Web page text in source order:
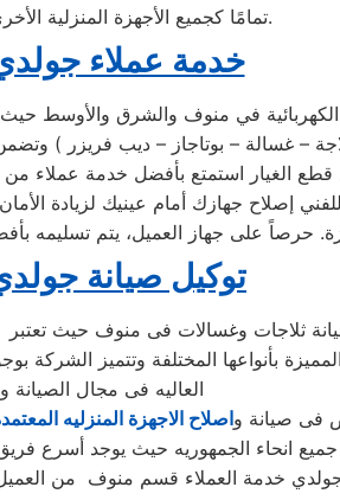
تمامًا كجميع الأجهزة المنزلية الأخرى، للحفاظ عليها.
خدمة عملاء
في منوف والشرق والأوسط حيث
مركز الصيانة الرئيسي وخصم 25٪ علي جميع قطع
إصلاح جهازك أمام عينيك لزيادة
توكيل صيانة
بأنواعها المختلفة وتتميز
العاليه فى مجال الصيانة
فى صيانة واصلاح الاجهزة المنزليه
خدمة العملاء قسم منوف من